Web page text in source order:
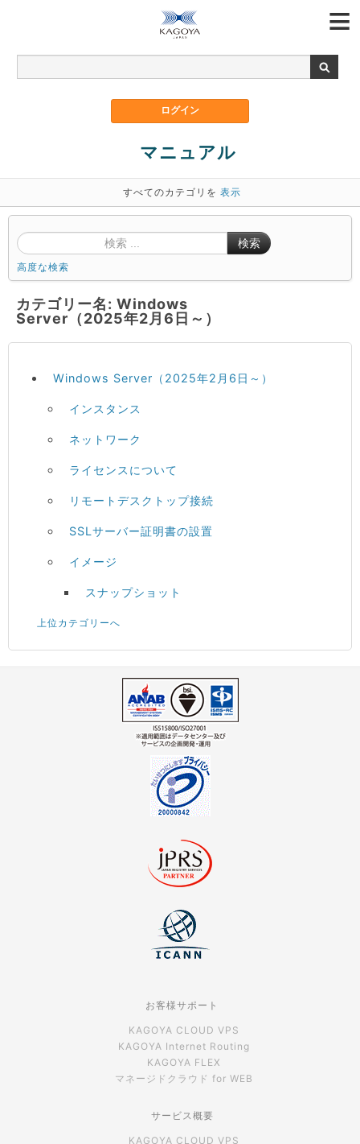
マニュアル
すべてのカテゴリを 表示
検索
高度な検索
カテゴリー名: Windows
Server（2025年2月6日～）
Windows Server（2025年2月6日～）
インスタンス
ネットワーク
ライセンスについて
リモートデスクトップ接続
SSLサーバー証明書の設置
イメージ
スナップショット
上位カテゴリーへ
お客様サポート
KAGOYA CLOUD VPS
KAGOYA Internet Routing
KAGOYA FLEX
マネージドクラウド for WEB
サービス概要
KAGOYA CLOUD VPS